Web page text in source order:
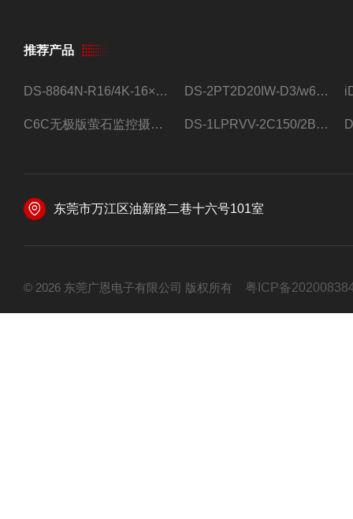
推荐产品
DS-8864N-R16/4K-16×4T/希捷16盘位录像机 DS-2PT2D20IW-D3/w64路高清硬盘录像机
C6C无极版萤石监控摄像头 DS-1LPRVV-2C150/2B监控室外夜视高清电源线护套线200米/卷
东莞市万江区油新路二巷十六号101室
© 2026 东莞广恩电子有限公司 版权所有 粤ICP备